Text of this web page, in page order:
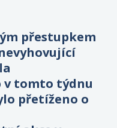
přestupkem
v tomto týdnu
přetíženo o